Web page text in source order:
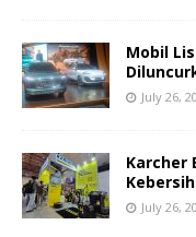
Mobil
July 26,
Karcher
July 26,